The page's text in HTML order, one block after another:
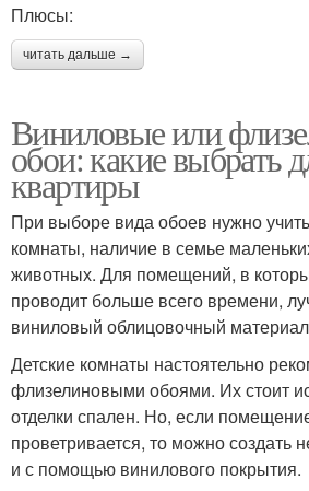
Плюсы:
читать дальше →
Виниловые или
обои: какие выбрать
квартиры
При выборе вида обоев нужно
комнаты, наличие в семье
животных. Для помещений, в
проводит больше всего времени,
виниловый облицовочный
Детские комнаты настоятельно
флизелиновыми обоями. Их стоит
отделки спален. Но, если
проветривается, то можно создать
и с помощью винилового покрытия.